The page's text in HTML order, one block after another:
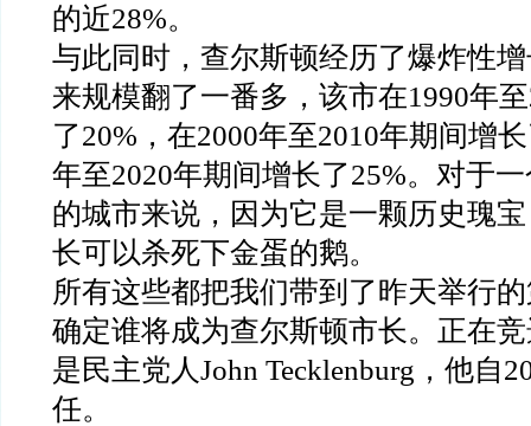
的近28%。
与此同时，查尔斯顿经历了爆炸性
来规模翻了一番多，该市在1990年
了20%，在2000年至2010年期间增
年至2020年期间增长了25%。对于
的城市来说，因为它是一颗历史瑰
长可以杀死下金蛋的鹅。
所有这些都把我们带到了昨天举行
确定谁将成为查尔斯顿市长。正在
是民主党人John Tecklenburg，他自
任。